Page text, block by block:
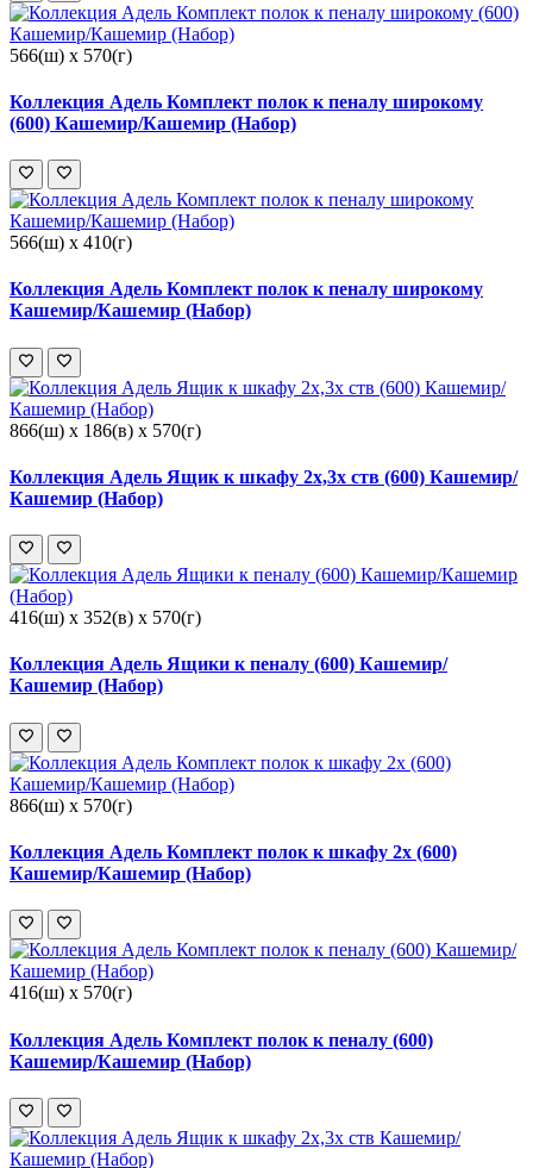
566(ш) x 570(г)
Коллекция Адель Комплект полок к пеналу широкому
(600) Кашемир/Кашемир (Набор)
566(ш) x 410(г)
Коллекция Адель Комплект полок к пеналу широкому
Кашемир/Кашемир (Набор)
866(ш) x 186(в) x 570(г)
Коллекция Адель Ящик к шкафу 2х,3х ств (600) Кашемир/
Кашемир (Набор)
416(ш) x 352(в) x 570(г)
Коллекция Адель Ящики к пеналу (600) Кашемир/
Кашемир (Набор)
866(ш) x 570(г)
Коллекция Адель Комплект полок к шкафу 2х (600)
Кашемир/Кашемир (Набор)
416(ш) x 570(г)
Коллекция Адель Комплект полок к пеналу (600)
Кашемир/Кашемир (Набор)